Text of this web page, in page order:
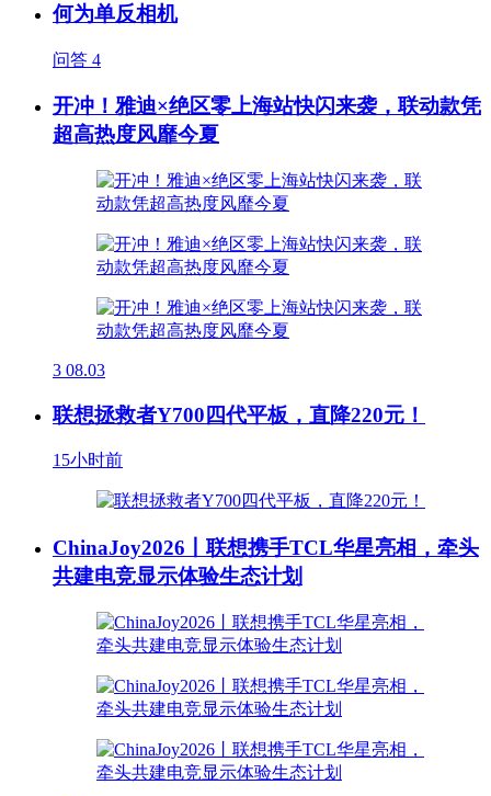
何为单反相机
问答 4
开冲！雅迪×绝区零上海站快闪来袭，联动款凭
超高热度风靡今夏
3 08.03
联想拯救者Y700四代平板，直降220元！
15小时前
ChinaJoy2026丨联想携手TCL华星亮相，牵头
共建电竞显示体验生态计划